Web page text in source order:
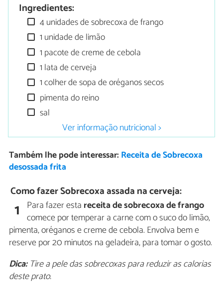
Ingredientes:
4 unidades de sobrecoxa de frango
1 unidade de limão
1 pacote de creme de cebola
1 lata de cerveja
1 colher de sopa de oréganos secos
pimenta do reino
sal
Ver informação nutricional >
Também lhe pode interessar: Receita de Sobrecoxa
desossada frita
Como fazer Sobrecoxa assada na cerveja:
1 Para fazer esta receita de sobrecoxa de frango
comece por temperar a carne com o suco do limão,
pimenta, oréganos e creme de cebola. Envolva bem e
reserve por 20 minutos na geladeira, para tomar o gosto.
Dica:Tire a pele das sobrecoxas para reduzir as calorias
deste prato.